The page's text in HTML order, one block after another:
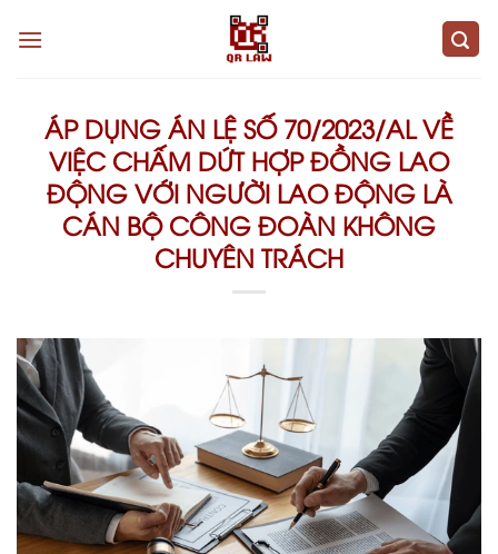
ÁP DỤNG ÁN LỆ SỐ 70/2023/AL VỀ
VIỆC CHẤM DỨT HỢP ĐỒNG LAO
ĐỘNG VỚI NGƯỜI LAO ĐỘNG LÀ
CÁN BỘ CÔNG ĐOÀN KHÔNG
CHUYÊN TRÁCH